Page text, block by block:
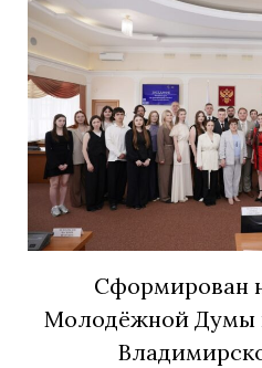
Сформирован
Молодёжной Думы